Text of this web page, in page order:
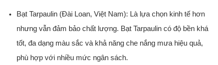
Bạt Tarpaulin (Đài Loan, Việt Nam): Là lựa chọn kinh tế hơn
nhưng vẫn đảm bảo chất lượng. Bạt Tarpaulin có độ bền khá
tốt, đa dạng màu sắc và khả năng che nắng mưa hiệu quả,
phù hợp với nhiều mức ngân sách.